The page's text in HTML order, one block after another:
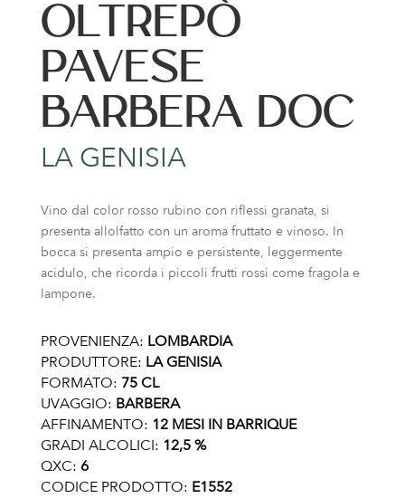
OLTREPÒ
PAVESE
BARBERA DOC
LA GENISIA
Vino dal color rosso rubino con riflessi granata, si
presenta allolfatto con un aroma fruttato e vinoso. In
bocca si presenta ampio e persistente, leggermente
acidulo, che ricorda i piccoli frutti rossi come fragola e
lampone.
PROVENIENZA: LOMBARDIA
PRODUTTORE: LA GENISIA
FORMATO: 75 CL
UVAGGIO: BARBERA
AFFINAMENTO: 12 MESI IN BARRIQUE
GRADI ALCOLICI: 12,5 %
QXC: 6
CODICE PRODOTTO: E1552